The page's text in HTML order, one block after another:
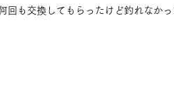
回も交換してもらったけど釣れなか